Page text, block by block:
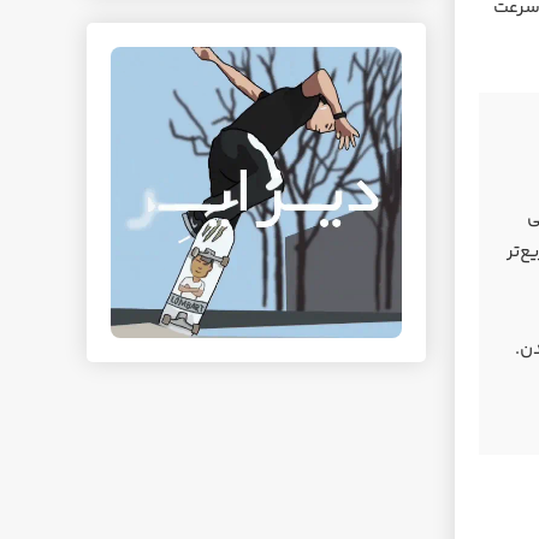
سرعت